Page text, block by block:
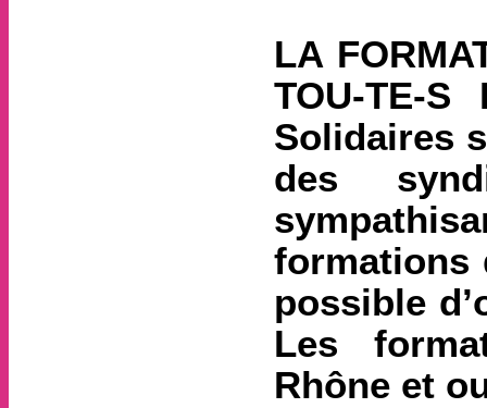
LA
TOU-TE-
Solidaires
des
formations
possible
Les
Rhône et